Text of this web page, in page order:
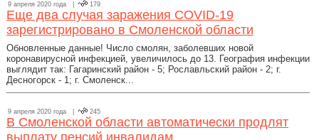
9 апреля 2020 года | 179
Еще два случая заражения COVID-19
зарегистрировано в Смоленской области
Обновленные данные! Число смолян, заболевших новой
коронавирусной инфекцией, увеличилось до 13. География инфекции
выглядит так: Гагаринский район - 5; Рославльский район - 2; г.
Десногорск - 1; г. Смоленск...
9 апреля 2020 года | 245
В Смоленской области автоматически продлят
выплату пенсий инвалидам